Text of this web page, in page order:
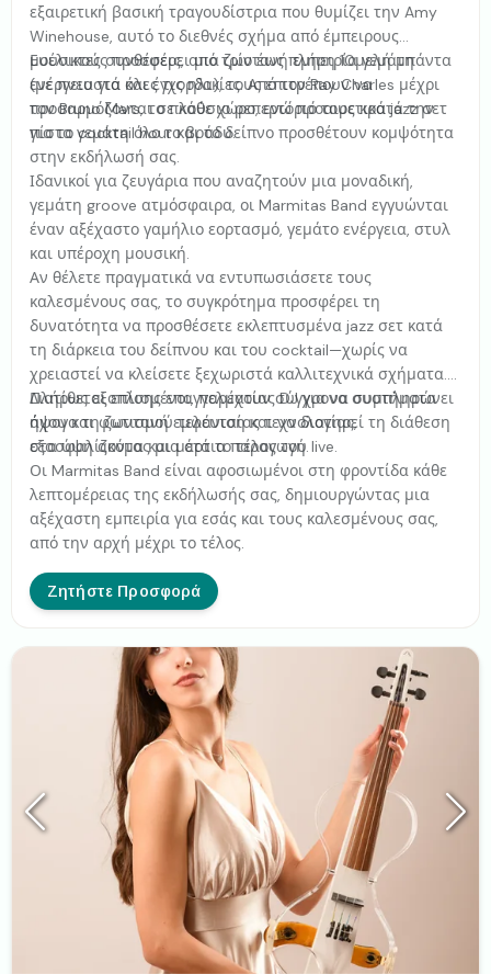
εξαιρετική βασική τραγουδίστρια που θυμίζει την Amy
Winehouse, αυτό το διεθνές σχήμα από έμπειρους
μουσικούς προσφέρει μια ζωντανή εμπειρία γεμάτη
ενέργεια για όλες τις ηλικίες. Από τον Ray Charles μέχρι
τον Bruno Mars, το πλούσιο ρεπερτόριό τους κρατά την
πίστα γεμάτη όλο το βράδυ.
Ευέλικτες συνθέσεις, από τρίο έως πλήρη 10μελή μπάντα
(με πνευστά και έγχορδα), τους επιτρέπουν να
προσαρμόζονται σε κάθε χώρο, ενώ προαιρετικά jazz σετ
για το cocktail hour και το δείπνο προσθέτουν κομψότητα
στην εκδήλωσή σας.
Ιδανικοί για ζευγάρια που αναζητούν μια μοναδική,
γεμάτη groove ατμόσφαιρα, οι Marmitas Band εγγυώνται
έναν αξέχαστο γαμήλιο εορτασμό, γεμάτο ενέργεια, στυλ
και υπέροχη μουσική.
Αν θέλετε πραγματικά να εντυπωσιάσετε τους
καλεσμένους σας, το συγκρότημα προσφέρει τη
δυνατότητα να προσθέσετε εκλεπτυσμένα jazz σετ κατά
τη διάρκεια του δείπνου και του cocktail—χωρίς να
χρειαστεί να κλείσετε ξεχωριστά καλλιτεχνικά σχήματα.
Διατίθεται επίσης επαγγελματίας DJ για να συμπληρώνει
άψογα τη ζωντανή εμφάνιση και να διατηρεί τη διάθεση
στα ύψη ακόμα και μετά το τέλος του live.
Πλήρως εξοπλισμένοι, παρέχουν σύγχρονα συστήματα
ήχου και φωτισμού τελευταίας τεχνολογίας,
εξασφαλίζοντας μια άρτια παραγωγή.
Οι Marmitas Band είναι αφοσιωμένοι στη φροντίδα κάθε
λεπτομέρειας της εκδήλωσής σας, δημιουργώντας μια
αξέχαστη εμπειρία για εσάς και τους καλεσμένους σας,
από την αρχή μέχρι το τέλος.
Ζητήστε Προσφορά